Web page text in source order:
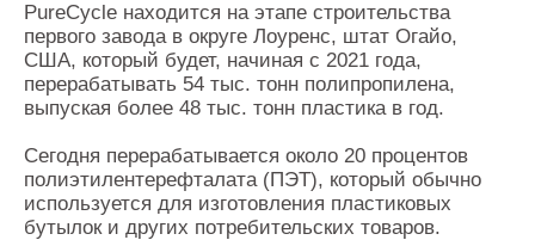
PureCycle находится на этапе строительства
первого завода в округе Лоуренс, штат Огайо,
США, который будет, начиная с 2021 года,
перерабатывать 54 тыс. тонн полипропилена,
выпуская более 48 тыс. тонн пластика в год.
Сегодня перерабатывается около 20 процентов
полиэтилентерефталата (ПЭТ), который обычно
используется для изготовления пластиковых
бутылок и других потребительских товаров.